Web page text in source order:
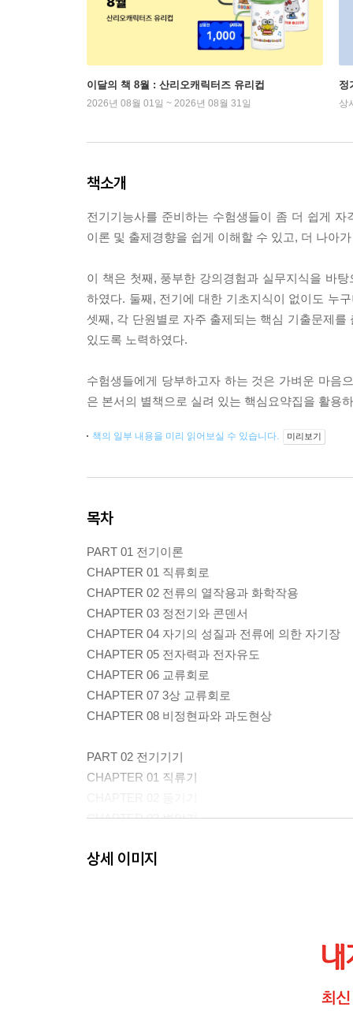
이달의 책 8월 : 산리오캐릭터즈 유리컵
2026년 08월 01일 ~ 2026년 08월 31일
정
상
책소개
전기기능사를 준비하는 수험생들이 좀 더 쉽게
이론 및 출제경향을 쉽게 이해할 수 있고, 더 나아
이 책은 첫째, 풍부한 강의경험과 실무지식을 바
하였다. 둘째, 전기에 대한 기초지식이 없이도 누
셋째, 각 단원별로 자주 출제되는 핵심 기출문제
있도록 노력하였다.
수험생들에게 당부하고자 하는 것은 가벼운 마음
은 본서의 별책으로 실려 있는 핵심요약집을 활용
책의 일부 내용을 미리 읽어보실 수 있습니다. 미리보기
목차
PART 01 전기이론
CHAPTER 01 직류회로
CHAPTER 02 전류의 열작용과 화학작용
CHAPTER 03 정전기와 콘덴서
CHAPTER 04 자기의 성질과 전류에 의한 자기장
CHAPTER 05 전자력과 전자유도
CHAPTER 06 교류회로
CHAPTER 07 3상 교류회로
CHAPTER 08 비정현파와 과도현상
PART 02 전기기기
CHAPTER 01 직류기
CHAPTER 03 변압기
CHAPTER 05 정류기 및 제어기기
CHAPTER 05 특수장소 및 전기응용시설 공사
상세 이미지